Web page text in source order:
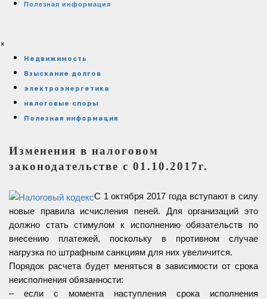
Полезная информация
×
Недвижимость
Взыскание долгов
электроэнергетика
налоговые споры
Полезная информация
Изменения в налоговом
законодательстве с 01.10.2017г.
С 1 октября 2017 года вступают в силу
новые правила исчисления пеней. Для организаций это
должно стать стимулом к исполнению обязательств по
внесению платежей, поскольку в противном случае
нагрузка по штрафным санкциям для них увеличится.
Порядок расчета будет меняться в зависимости от срока
неисполнения обязанности:
– если с момента наступления срока исполнения